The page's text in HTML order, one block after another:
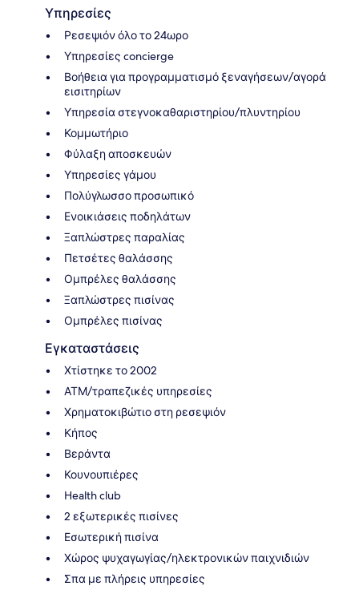
Υπηρεσίες
Ρεσεψιόν όλο το 24ωρο
Υπηρεσίες concierge
Βοήθεια για προγραμματισμό ξεναγήσεων/αγορά
εισιτηρίων
Υπηρεσία στεγνοκαθαριστηρίου/πλυντηρίου
Κομμωτήριο
Φύλαξη αποσκευών
Υπηρεσίες γάμου
Πολύγλωσσο προσωπικό
Ενοικιάσεις ποδηλάτων
Ξαπλώστρες παραλίας
Πετσέτες θαλάσσης
Ομπρέλες θαλάσσης
Ξαπλώστρες πισίνας
Ομπρέλες πισίνας
Εγκαταστάσεις
Χτίστηκε το 2002
ΑΤΜ/τραπεζικές υπηρεσίες
Χρηματοκιβώτιο στη ρεσεψιόν
Κήπος
Βεράντα
Κουνουπιέρες
Health club
2 εξωτερικές πισίνες
Εσωτερική πισίνα
Χώρος ψυχαγωγίας/ηλεκτρονικών παιχνιδιών
Σπα με πλήρεις υπηρεσίες